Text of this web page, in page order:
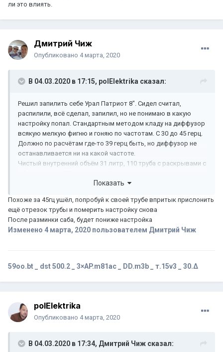
ли это влиять.
Дмитрий Чиж
Опубликовано 4 марта, 2020
В 04.03.2020 в 17:15, polElektrika сказал:
Решил запилить себе Урал Патриот 8". Сидел считал,
распилили, всё сделал, запилил, но не понимаю в какую
настройку попал. Стандартным методом кладу на диффузор
всякую мелкую фигню и гоняю по частотам. С 30 до 45 герц.
Должно по расчётам где-то 39 герц быть, но диффузор не
останавливается ни на какой частоте.
Чистый внутренний объём 31 литр, 110 труба с раскрывами с
Какие косяки могут привести к этому? Может недостаточно
с 18 ламинированной фанеры.
Есть догадка, что саб не до конца размялся ещё, но не знаю
может ли это влиять
Показать
Похоже за 45гц ушёл, попробуй к своей трубе впритык прислонить
ещё отрезок трубы и померить настройку снова
После разминки саба, будет пониже настройка
Изменено 4 марта, 2020 пользователем Дмитрий Чиж
59оо.bt _ dst 500.2 3×AP.m81ac DD.m3b т.15v3 _ 30.∆
polElektrika
Опубликовано 4 марта, 2020
В 04.03.2020 в 17:34, Дмитрий Чиж сказал: